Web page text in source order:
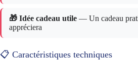
🎁 Idée cadeau utile — Un cadeau
appréciera
📋 Caractéristiques techniques